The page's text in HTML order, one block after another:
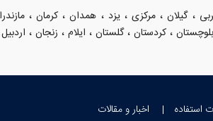
،گیلان، مرکزی،یزد ، همدان، کرمان،
،کردستان ،گلستان ، ایلام ، زنجان ، اردبیل
استفاده اخبار و مقالات